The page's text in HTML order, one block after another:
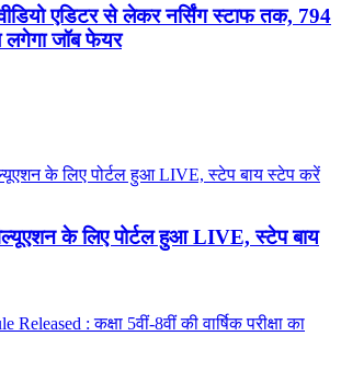
एडिटर से लेकर नर्सिंग स्टाफ तक, 794
लगेगा जॉब फेयर
के लिए पोर्टल हुआ LIVE, स्टेप बाय